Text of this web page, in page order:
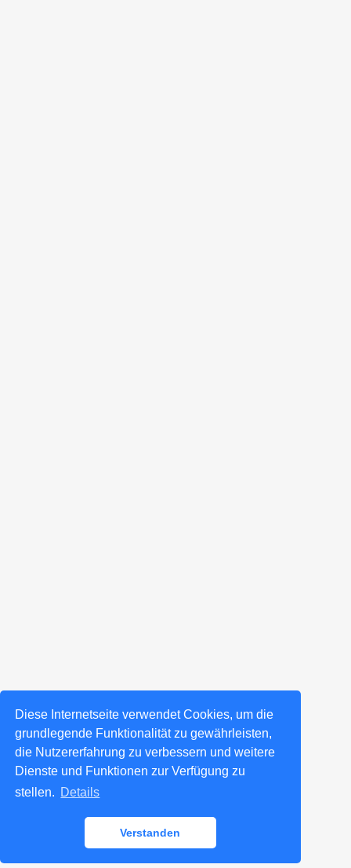
Diese Internetseite verwendet Cookies, um die
grundlegende Funktionalität zu gewährleisten,
die Nutzererfahrung zu verbessern und weitere
Dienste und Funktionen zur Verfügung zu
stellen. Details
Verstanden